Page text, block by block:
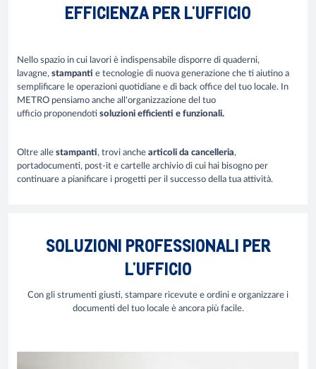
EFFICIENZA PER L'UFFICIO
Nello spazio in cui lavori è indispensabile disporre di quaderni,
lavagne, stampanti e tecnologie di nuova generazione che ti aiutino a
semplificare le operazioni quotidiane e di back office del tuo locale. In
METRO pensiamo anche all'organizzazione del tuo
ufficio proponendoti soluzioni efficienti e funzionali.
Oltre alle stampanti, trovi anche articoli da cancelleria,
portadocumenti, post-it e cartelle archivio di cui hai bisogno per
continuare a pianificare i progetti per il successo della tua attività.
SOLUZIONI PROFESSIONALI PER
L'UFFICIO
Con gli strumenti giusti, stampare ricevute e ordini e organizzare i
documenti del tuo locale è ancora più facile.